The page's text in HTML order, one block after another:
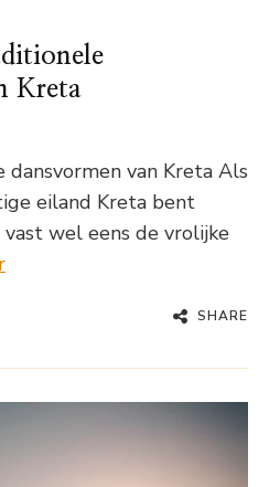
Kreta
van Kreta Als
eiland Kreta bent
wel eens de vrolijke
SHARE